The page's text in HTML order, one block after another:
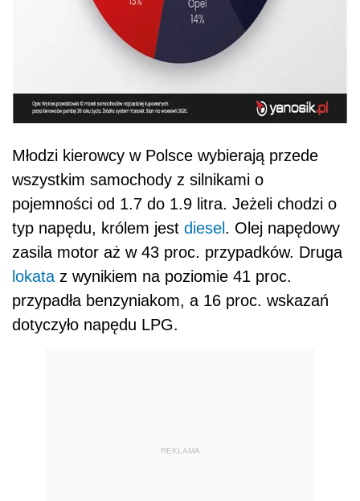
Młodzi kierowcy w Polsce wybierają przede
wszystkim samochody z silnikami o
pojemności od 1.7 do 1.9 litra. Jeżeli chodzi o
typ napędu, królem jest diesel . Olej napędowy
zasila motor aż w 43 proc. przypadków. Druga
lokata z wynikiem na poziomie 41 proc.
przypadła benzyniakom, a 16 proc. wskazań
dotyczyło napędu LPG.
REKLAMA